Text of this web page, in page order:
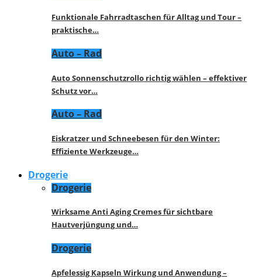
Funktionale Fahrradtaschen für Alltag und Tour –
praktische…
Auto – Rad
Auto Sonnenschutzrollo richtig wählen – effektiver
Schutz vor…
Auto – Rad
Eiskratzer und Schneebesen für den Winter:
Effiziente Werkzeuge…
Drogerie
Drogerie
Wirksame Anti Aging Cremes für sichtbare
Hautverjüngung und…
Drogerie
Apfelessig Kapseln Wirkung und Anwendung –